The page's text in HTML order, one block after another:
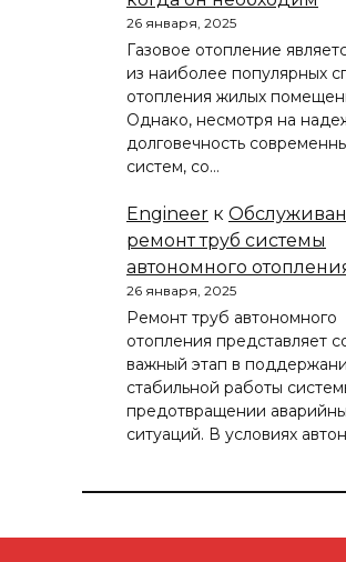
26 января, 2025
Газовое отопление
из наиболее популярных
отопления жилых
Однако, несмотря на
долговечность
систем, со…
Engineer к
ремонт труб системы
автономного
26 января, 2025
Ремонт труб автономного
отопления представляет
важный этап в
стабильной работы
предотвращении
ситуаций. В условиях